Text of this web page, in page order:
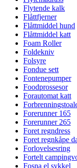
Flytende kalk
Flåttfjerner
Flåttmiddel hund
Flåttmiddel katt
Foam Roller
Foldekniv
Folsyre
Fondue sett
Fontenepumper
Foodprossesor
Forautomat katt
Forerunner 165
Forerunner 265
Foret regndress
Foret regnkåpe
Forlovelsesring
Fortelt
Fosna el sykkel